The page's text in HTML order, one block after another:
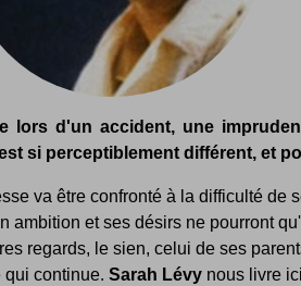
lors d'un accident, une
si perceptiblement différent, et
va être confronté à la difficulté de
ambition et ses désirs ne pourront
regards, le sien, celui de ses
qui continue. Sarah Lévy nous livre